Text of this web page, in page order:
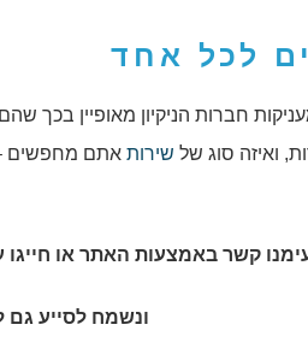
לכל אחד
חברות הניקיון מאופיין בכך
ואיזה סוג של שירות אתם מחפשים
קשר באמצעות האתר או חייגו עכשיו
ונשמח לסייע גם